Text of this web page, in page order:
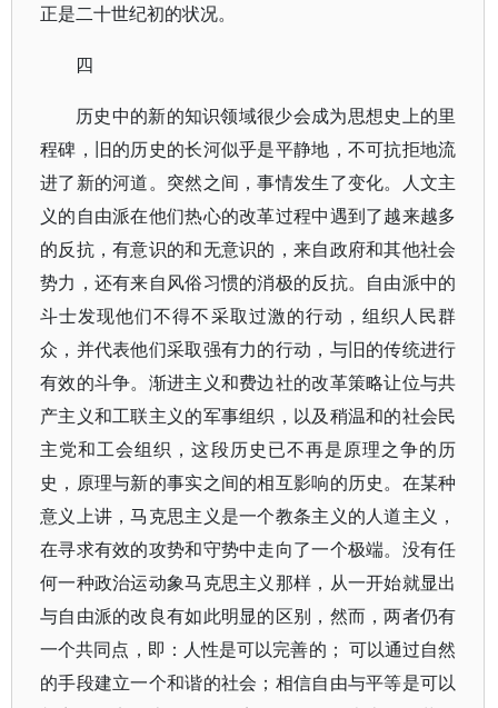
正是二十世纪初的状况。
四
历史中的新的知识领域很少会成为思想史上的里
程碑，旧的历史的长河似乎是平静地，不可抗拒地流
进了新的河道。突然之间，事情发生了变化。人文主
义的自由派在他们热心的改革过程中遇到了越来越多
的反抗，有意识的和无意识的，来自政府和其他社会
势力，还有来自风俗习惯的消极的反抗。自由派中的
斗士发现他们不得不采取过激的行动，组织人民群
众，并代表他们采取强有力的行动，与旧的传统进行
有效的斗争。渐进主义和费边社的改革策略让位与共
产主义和工联主义的军事组织，以及稍温和的社会民
主党和工会组织，这段历史已不再是原理之争的历
史，原理与新的事实之间的相互影响的历史。在某种
意义上讲，马克思主义是一个教条主义的人道主义，
在寻求有效的攻势和守势中走向了一个极端。没有任
何一种政治运动象马克思主义那样，从一开始就显出
与自由派的改良有如此明显的区别，然而，两者仍有
一个共同点，即：人性是可以完善的； 可以通过自然
的手段建立一个和谐的社会；相信自由与平等是可以